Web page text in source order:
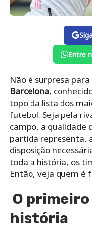
Entre
Não é surpresa
Barcelona,
topo da lista dos
futebol. Seja pela
campo, a qualidade
partida representa,
disposição
toda a história, os
Então, veja quem é
O primeiro
história